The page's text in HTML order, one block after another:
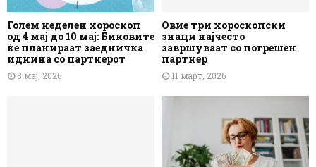
Голем неделен хороскоп
од 4 мај до 10 мај: Биковите
ќе планираат заедничка
иднина со партнерот
3 мај, 2026
Овие три хороскопски
знаци најчесто
завршуваат со погрешен
партнер
11 март, 2026